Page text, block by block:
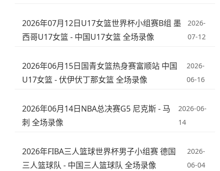
2026年07月12日U17女篮世界杯小组赛B组 墨
西哥U17女篮 - 中国U17女篮 全场录像
2026-
07-12
2026年06月15日国青女篮热身赛富顺站 中国
U17女篮 - 伏伊伏丁那女篮 全场录像
2026-
06-16
2026年06月14日NBA总决赛G5 尼克斯 - 马
刺 全场录像
2026-06-
14
2026年FIBA三人篮球世界杯男子小组赛 德国
三人篮球队 - 中国三人篮球队 全场录像
2026-
06-04